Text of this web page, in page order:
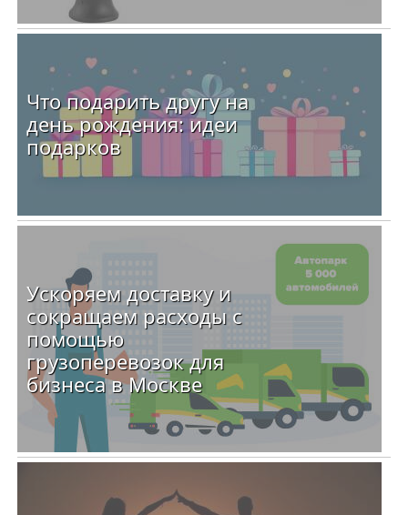
Что подарить другу на
день рождения: идеи
подарков
Ускоряем доставку и
сокращаем расходы с
помощью
грузоперевозок для
бизнеса в Москве